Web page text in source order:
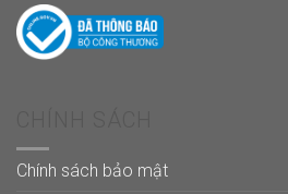
Chính sách bảo mật